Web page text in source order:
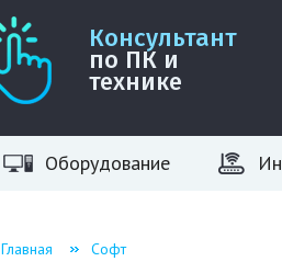
Консультант
по ПК и
технике
Оборудование
Главная Софт